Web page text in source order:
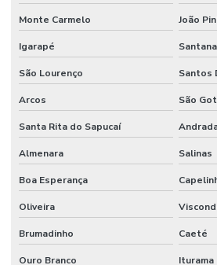
Manutenção Predial De Edifícios Comerciais
Manutenção Predial De Estruturas
Manutenção Predial De Pequenas Obras
Manutenção Predial E Serviços Técnicos
Manutenção Predial Para Empresas
Manutenção predial preventiva e corretiva
Manutenção Predial Residencial
Manutenção Preditiva
Monte Carmelo João
Igarapé
São Lourenço Santos
Arcos São
Santa Rita do Sapucaí
Almenara Salinas
Boa Esperança
Oliveira
Brumadinho Caeté
Ouro Branco Iturama